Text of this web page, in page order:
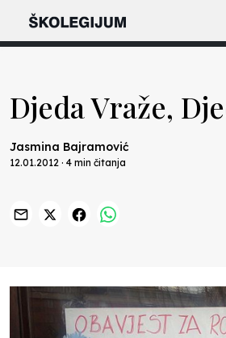
Djeda Vraže,
Jasmina Bajramović
12.01.2012 · 4 min čitanja